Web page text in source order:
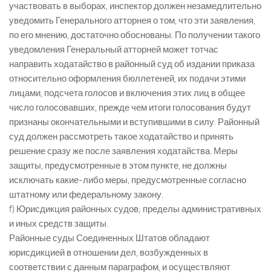
участвовать в выборах, инспектор должен незамедлительно
уведомить Генерального атторнея о том, что эти заявления,
по его мнению, достаточно обоснованы. По получении такого
уведомления Генеральный атторней может тотчас
направить ходатайство в районный суд об издании приказа
относительно оформления бюллетеней, их подачи этими
лицами, подсчета голосов и включения этих лиц в общее
число голосовавших, прежде чем итоги голосования будут
признаны окончательными и вступившими в силу. Районный
суд должен рассмотреть такое ходатайство и принять
решение сразу же после заявления ходатайства. Меры
защиты, предусмотренные в этом пункте, не должны
исключать какие-либо меры, предусмотренные согласно
штатному или федеральному закону.
f) Юрисдикция районных судов; пределы административных
и иных средств защиты.
Районные суды Соединенных Штатов обладают
юрисдикцией в отношении дел, возбужденных в
соответствии с данным параграфом, и осуществляют